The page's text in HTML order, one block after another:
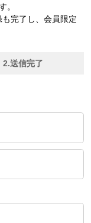
。
完了し、会員限定
2.送信完了